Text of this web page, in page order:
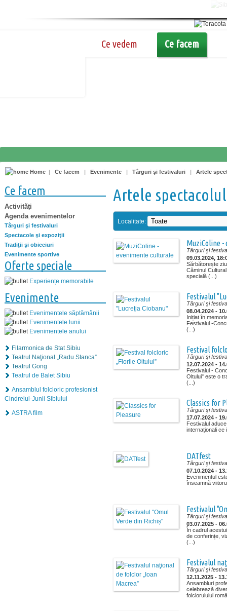
Ce vedem Ce facem
Home | Ce facem | Evenimente | Târguri şi festivaluri | Artele
Ce facem
Activități
Agenda evenimentelor
Târguri şi festivaluri
Spectacole şi expoziţii
Tradiţii şi obiceiuri
Evenimente sportive
Oferte speciale
Experiențe memorabile
Evenimente
Evenimentele săptămânii
Evenimentele lunii
Evenimentele anului
Filarmonica de Stat Sibiu
Teatrul Naţional „Radu Stanca”
Teatrul Gong
Teatrul de Balet Sibiu
Ansamblul folcloric profesionist
Cindrelul-Junii Sibiului
ASTRA film
Artele
Localitate:
MuziColine
Târguri şi
09.03.2024,
Sărbătorește
Căminul
specială (...)
Festivalul
Târguri şi
08.04.2024 -
Inițiat în
Festivalul -
(...)
Festival
Târguri şi
12.07.2024 -
Festivalul -
Oltului" este o
(...)
Classics for
Târguri şi
17.07.2024 -
Festivalul
internaționali ce
DATfest
Târguri şi
07.10.2024 -
Evenimentul
înseamnă
Festivalul
Târguri şi
03.07.2025 -
În cadrul
de conferințe,
(...)
Festivalul
Târguri şi
12.11.2025 -
Ansambluri
celebrează
folclorulului